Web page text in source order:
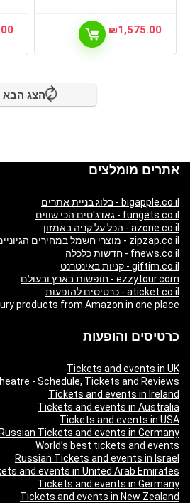
₪1,575.00
הצג הבא
אתרים מומלצים
bigapple.co.il - בלוג בניית אתרים
fungets.co.il - גאדג'טים הכי שווים
azone.co.il - הכל על קניה באמזון
zipzap.co.il - מוצרי חשמל במחירים הגיוניים
fnews.co.il - חדשות כלכלה
giftim.co.il - קניות באינטרנט
ezzytour.com - חופשות בארץ ובעולם
aticket.co.il - כרטיסים להופעות
products from Amazon in one place
כרטיסים והופעות
Tickets and events in UK
- Schedule, Tickets and Reviews
Tickets and events in Ireland
Tickets and events in Australia
Tickets and events in USA
Russian Tickets and events in Germany
World’s best tickets and events
Russian Tickets and events in Israel
and events in United Arab Emirates
Tickets and events in Germany
Tickets and events in New Zealand